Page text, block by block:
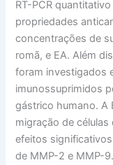
RT-PCR
propriedades
concentrações de
romã, e EA. Além
foram investigados
imunossuprimidos
gástrico humano. A
migração de
efeitos
de MMP-2 e MMP-